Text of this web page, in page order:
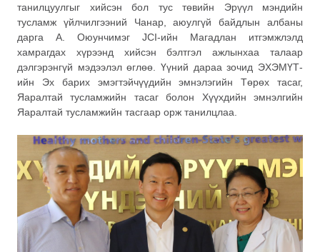
танилцуулгыг хийсэн бол тус төвийн Эрүүл мэндийн
тусламж үйлчилгээний Чанар, аюулгүй байдлын албаны
дарга А. Оюунчимэг JCI-ийн Магадлан итгэмжлэлд
хамрагдах хүрээнд хийсэн бэлтгэл ажлынхаа талаар
дэлгэрэнгүй мэдээлэл өглөө. Үүний дараа зочид ЭХЭМҮТ-
ийн Эх барих эмэгтэйчүүдийн эмнэлэгийн Төрөх тасаг,
Яаралтай тусламжийн тасаг болон Хүүхдийн эмнэлгийн
Яаралтай тусламжийн тасгаар орж танилцлаа.